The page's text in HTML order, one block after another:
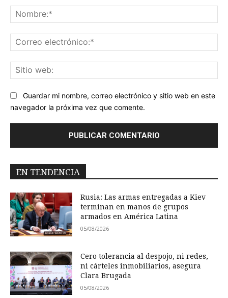
Guardar mi nombre, correo electrónico y sitio web en este
navegador la próxima vez que comente.
EN TENDENCIA
Rusia: Las armas entregadas a Kiev
terminan en manos de grupos
armados en América Latina
05/08/2026
Cero tolerancia al despojo, ni redes,
ni cárteles inmobiliarios, asegura
Clara Brugada
05/08/2026